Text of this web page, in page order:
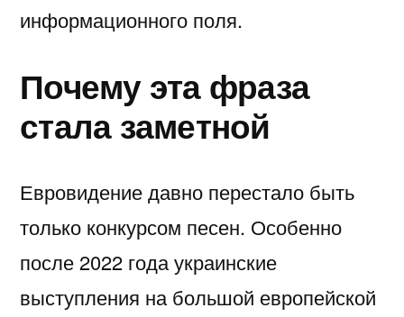
информационного поля.
Почему эта фраза
стала заметной
Евровидение давно перестало быть
только конкурсом песен. Особенно
после 2022 года украинские
выступления на большой европейской